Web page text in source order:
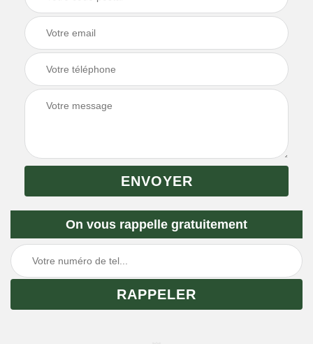
On vous rappelle gratuitement